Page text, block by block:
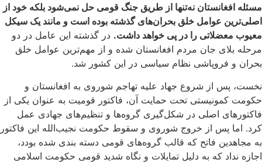
مسئله افغانستان نه‌تنها از طریق جنگ قومی حل نمی‌شود بلکه خود از
اصلی‌ترین عوامل خلق بحران‌های گذشته بوده است و مانند یک سیکل
معیوب معضلاتی را در پی خواهد داشت. در گذشته این عامل در دو
مرحله بلای جان مردم افغانستان شده و از مهم‌ترین عوامل خلق
بحران و فروپاشی نظام سیاسی در این کشور شد.
نخست، پس از شروع جهاد علیه تهاجم شوروی به افغانستان و
حکومت کمونیستی تحت حمایت آن، فاکتور قومیت به عنوان یکی از
فاکتورهای اصلی در شکل‌گیری گروه‌ها و تنظیم‌های جهادی عمل
کرد. اما پس از خروج شوروی و سقوط حکومت نجیب‌الله این فاکتور
به مجاهدین فاتح که قالب گروه‌های قومی دسته بندی شده بودد،
اجازه نداد که به دلیل تمایلات و نگاه شدید قومی حکومت اسلامی